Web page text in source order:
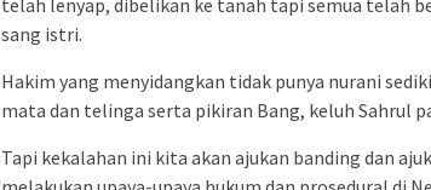
telah lenyap, dibelikan ke tanah tapi semua telah
sang istri.
Hakim yang menyidangkan tidak punya nurani
mata dan telinga serta pikiran Bang, keluh Sahrul
Tapi kekalahan ini kita akan ajukan banding dan